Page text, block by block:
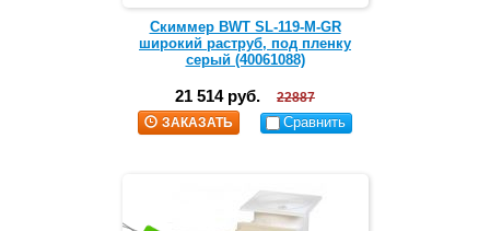
Скиммер BWT SL-119-M-GR
широкий раструб, под пленку
серый (40061088)
21 514 руб.
22887
ЗАКАЗАТЬ
Сравнить